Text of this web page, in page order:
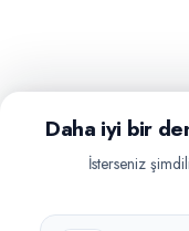
Daha iyi bir
İsterseniz